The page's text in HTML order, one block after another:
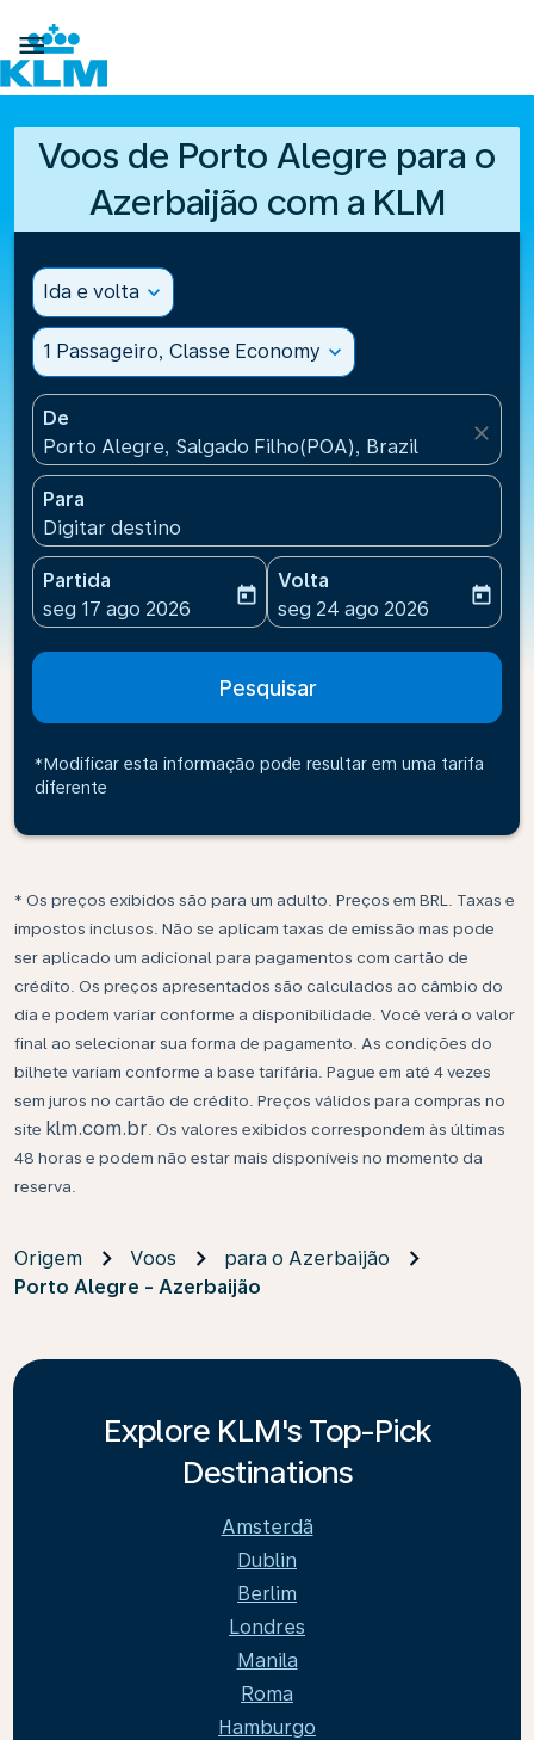

Voos de Porto Alegre para o
Azerbaijão com a KLM
Ida e volta expand_more
1 Passageiro, Classe Economy expand_more
De
Porto Alegre, Salgado Filho(POA), Brazil
close
Para
Digitar destino
Partida
fc-booking-departure-date-aria-label
seg 17 ago 2026
today
Volta
fc-booking-return-date-
seg 24 ago 2026
today
Pesquisar
*Modificar esta informação pode resultar em uma tarifa
diferente
* Os preços exibidos são para um adulto. Preços em BRL. Taxas e
impostos inclusos. Não se aplicam taxas de emissão mas pode
ser aplicado um adicional para pagamentos com cartão de
crédito. Os preços apresentados são calculados ao câmbio do
dia e podem variar conforme a disponibilidade. Você verá o valor
final ao selecionar sua forma de pagamento. As condições do
bilhete variam conforme a base tarifária. Pague em até 4 vezes
sem juros no cartão de crédito. Preços válidos para compras no
site klm.com.br . Os valores exibidos correspondem às últimas
48 horas e podem não estar mais disponíveis no momento da
reserva.
Origem Voos
para o Azerbaijão
Porto Alegre - Azerbaijão
Explore KLM's Top-Pick
Destinations
Amsterdã
Dublin
Berlim
Londres
Manila
Roma
Hamburgo